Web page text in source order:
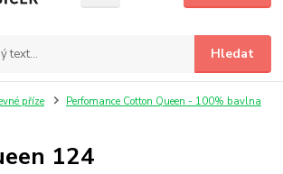
Hledat
příze
Perfomance Cotton Queen - 100% bavlna
124